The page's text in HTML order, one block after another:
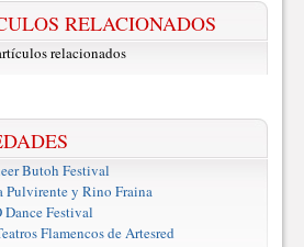
RELACIONADOS
relacionados
Butoh Festival
Pulvirente y Rino Fraina
Festival
Flamencos de Artesred